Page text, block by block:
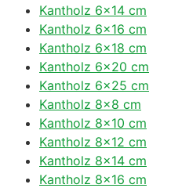
Kantholz 6×14 cm
Kantholz 6×16 cm
Kantholz 6×18 cm
Kantholz 6×20 cm
Kantholz 6×25 cm
Kantholz 8×8 cm
Kantholz 8×10 cm
Kantholz 8×12 cm
Kantholz 8×14 cm
Kantholz 8×16 cm